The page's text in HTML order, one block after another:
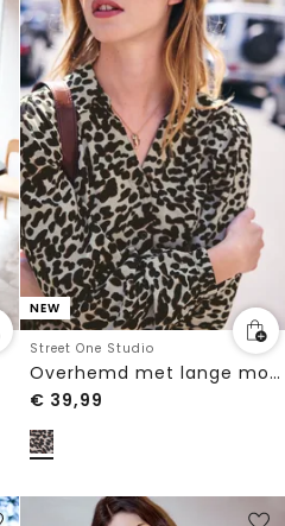
NEW
Street One Studio
Overhemd met lange mouwen en luipaardprint
€ 39,99